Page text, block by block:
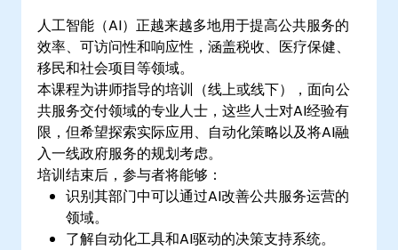
人工智能（AI）正越来越多地用于提高公共服务的
效率、可访问性和响应性，涵盖税收、医疗保健、
移民和社会项目等领域。
本课程为讲师指导的培训（线上或线下），面向公
共服务交付领域的专业人士，这些人士对AI经验有
限，但希望探索实际应用、自动化策略以及将AI融
入一线政府服务的规划考虑。
培训结束后，参与者将能够：
识别其部门中可以通过AI改善公共服务运营的
领域。
了解自动化工具和AI驱动的决策支持系统。